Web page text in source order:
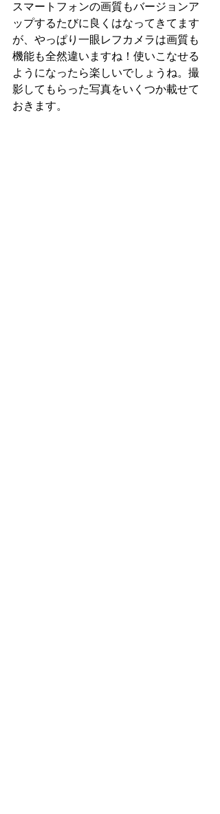
スマートフォンの画質もバージョンア
ップするたびに良くはなってきてます
が、やっぱり一眼レフカメラは画質も
機能も全然違いますね！使いこなせる
ようになったら楽しいでしょうね。撮
影してもらった写真をいくつか載せて
おきます。